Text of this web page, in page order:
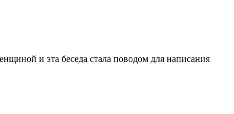
и эта беседа стала поводом для написания